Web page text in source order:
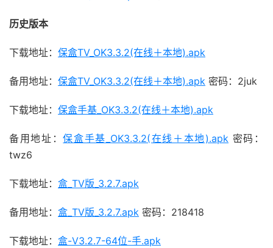
历史版本
下载地址： 保盒TV_OK3.3.2(在线＋本地).apk
备用地址： 保盒TV_OK3.3.2(在线＋本地).apk 密码：2juk
下载地址： 保盒手基_OK3.3.2(在线＋本地).apk
备用地址：保盒手基_OK3.3.2(在线＋本地).apk 密码：
twz6
下载地址： 盒_TV版_3.2.7.apk
备用地址： 盒_TV版_3.2.7.apk 密码：218418
下载地址： 盒-V3.2.7-64位-手.apk